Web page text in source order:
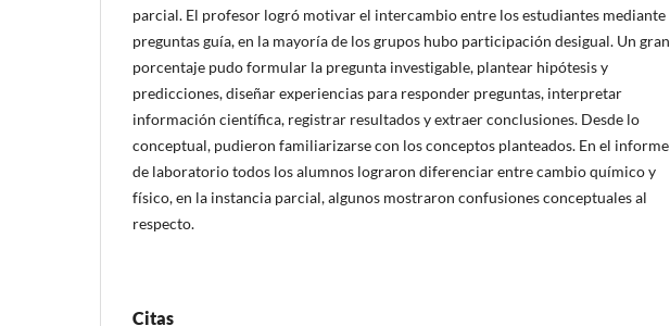
parcial. El profesor logró motivar el intercambio entre los estudiantes mediante
preguntas guía, en la mayoría de los grupos hubo participación desigual. Un gran
porcentaje pudo formular la pregunta investigable, plantear hipótesis y
predicciones, diseñar experiencias para responder preguntas, interpretar
información científica, registrar resultados y extraer conclusiones. Desde lo
conceptual, pudieron familiarizarse con los conceptos planteados. En el informe
de laboratorio todos los alumnos lograron diferenciar entre cambio químico y
físico, en la instancia parcial, algunos mostraron confusiones conceptuales al
respecto.
Citas